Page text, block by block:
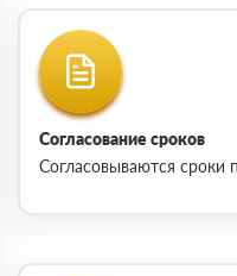
Согласование сроков
Согласовываются сроки